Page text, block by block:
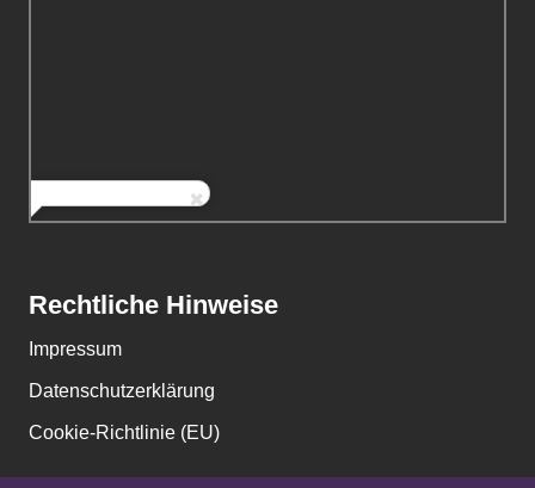
Rechtliche Hinweise
Impressum
Datenschutzerklärung
Cookie-Richtlinie (EU)